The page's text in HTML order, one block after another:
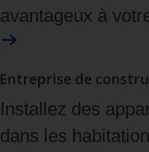
avantageux à
Entreprise de
Installez des
dans les